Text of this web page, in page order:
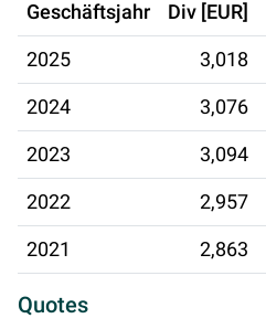
Geschäftsjahr
Div [EUR]
2025 3,018
2024 3,076
2023 3,094
2022 2,957
2021 2,863
Quotes